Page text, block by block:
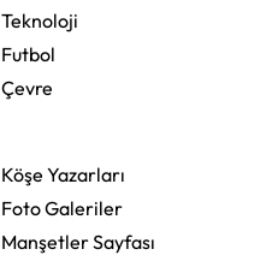
Teknoloji
Futbol
Çevre
Köşe Yazarları
Foto Galeriler
Manşetler Sayfası